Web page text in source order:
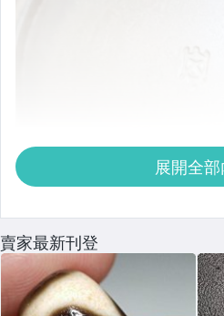
展開全
賣家最新刊登